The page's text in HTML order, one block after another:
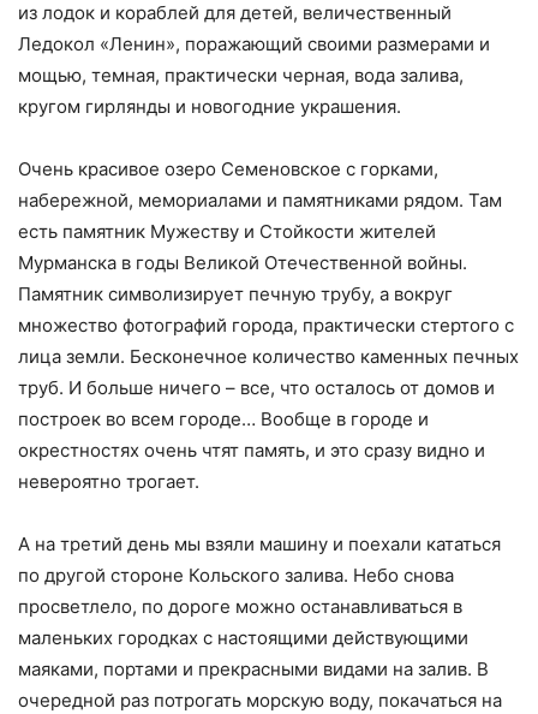
из лодок и кораблей для детей, величественный
Ледокол «Ленин», поражающий своими размерами и
мощью, темная, практически черная, вода залива,
кругом гирлянды и новогодние украшения.
Очень красивое озеро Семеновское с горками,
набережной, мемориалами и памятниками рядом. Там
есть памятник Мужеству и Стойкости жителей
Мурманска в годы Великой Отечественной войны.
Памятник символизирует печную трубу, а вокруг
множество фотографий города, практически стертого с
лица земли. Бесконечное количество каменных печных
труб. И больше ничего – все, что осталось от домов и
построек во всем городе… Вообще в городе и
окрестностях очень чтят память, и это сразу видно и
невероятно трогает.
А на третий день мы взяли машину и поехали кататься
по другой стороне Кольского залива. Небо снова
просветлело, по дороге можно останавливаться в
маленьких городках с настоящими действующими
маяками, портами и прекрасными видами на залив. В
очередной раз потрогать морскую воду, покачаться на